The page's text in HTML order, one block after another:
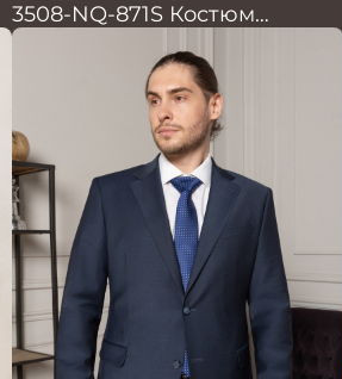
3508-NQ-871S Костюм
мужской двойка со льном в